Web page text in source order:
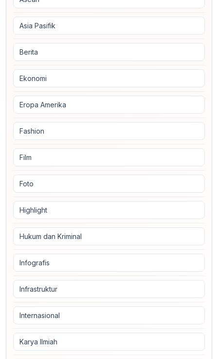
Asia Pasifik
Berita
Ekonomi
Eropa Amerika
Fashion
Film
Foto
Highlight
Hukum dan Kriminal
Infografis
Infrastruktur
Internasional
Karya Ilmiah